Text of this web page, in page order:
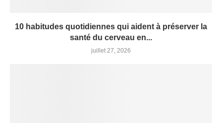
10 habitudes quotidiennes qui aident à préserver la
santé du cerveau en...
juillet 27, 2026